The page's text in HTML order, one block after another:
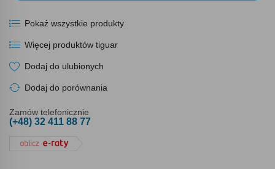
Pokaż wszystkie produkty
Więcej produktów tiguar
Dodaj do ulubionych
Dodaj do porównania
Zamów telefonicznie
(+48) 32 411 88 77